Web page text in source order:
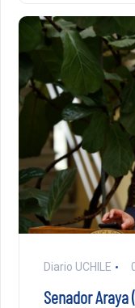
Diario UCHILE
Senador Araya